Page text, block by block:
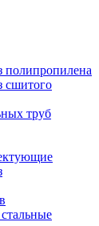
полипропилена
сшитого
труб